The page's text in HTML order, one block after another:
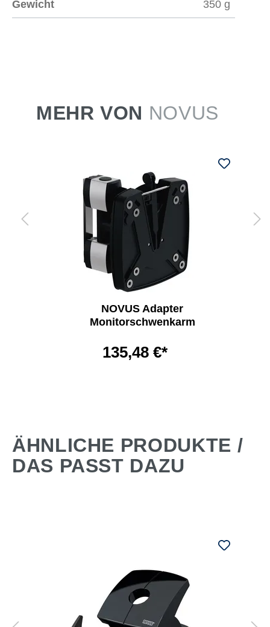
Gewicht 350 g
MEHR VON NOVUS
NOVUS Adapter
Monitorschwenkarm
135,48 €*
ÄHNLICHE PRODUKTE /
DAS PASST DAZU